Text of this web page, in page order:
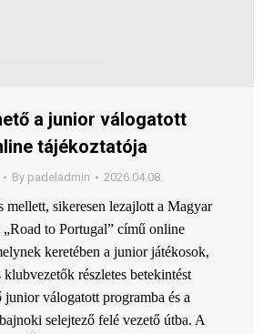
a junior válogatott
tájékoztatója
By padeladmin 2026.04.08.
mellett, sikeresen lezajlott a Magyar
„Road to Portugal” című online
keretében a junior játékosok,
részletes betekintést
junior válogatott programba és a
selejtező felé vezető útba. A